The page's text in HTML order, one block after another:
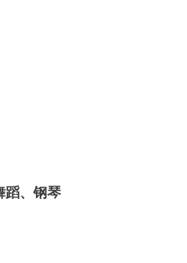
蹈、钢琴